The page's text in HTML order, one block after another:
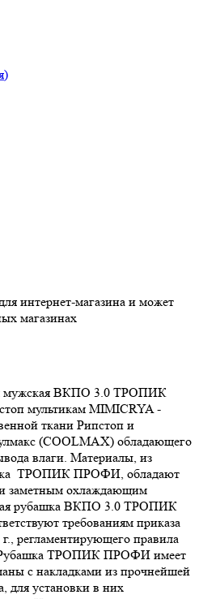
интернет-магазина и может
магазинах
мужская ВКПО 3.0 ТРОПИК
мультикам MIMICRYA -
ткани Рипстоп и
(COOLMAX) обладающего
влаги. Материалы, из
ТРОПИК ПРОФИ, обладают
заметным охлаждающим
рубашка ВКПО 3.0 ТРОПИК
требованиям приказа
регламентирующего правила
ТРОПИК ПРОФИ имеет
с накладками из прочнейшей
для установки в них